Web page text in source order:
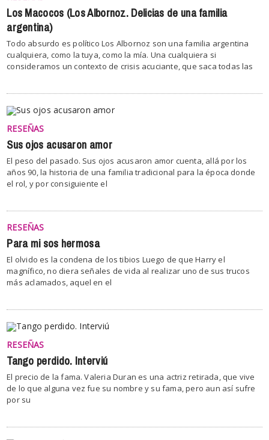
Los Macocos (Los Albornoz. Delicias de una familia
argentina)
Todo absurdo es político Los Albornoz son una familia argentina
cualquiera, como la tuya, como la mía. Una cualquiera si
consideramos un contexto de crisis acuciante, que saca todas las
RESEÑAS
Sus ojos acusaron amor
El peso del pasado. Sus ojos acusaron amor cuenta, allá por los
años 90, la historia de una familia tradicional para la época donde
el rol, y por consiguiente el
RESEÑAS
Para mi sos hermosa
El olvido es la condena de los tibios Luego de que Harry el
magnífico, no diera señales de vida al realizar uno de sus trucos
más aclamados, aquel en el
RESEÑAS
Tango perdido. Interviú
El precio de la fama. Valeria Duran es una actriz retirada, que vive
de lo que alguna vez fue su nombre y su fama, pero aun así sufre
por su